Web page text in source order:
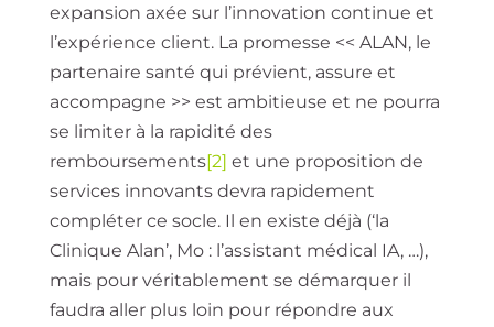
expansion axée sur l’innovation continue et
l’expérience client. La promesse << ALAN, le
partenaire santé qui prévient, assure et
accompagne >> est ambitieuse et ne pourra
se limiter à la rapidité des
remboursements[2] et une proposition de
services innovants devra rapidement
compléter ce socle. Il en existe déjà (‘la
Clinique Alan’, Mo : l’assistant médical IA, …),
mais pour véritablement se démarquer il
faudra aller plus loin pour répondre aux